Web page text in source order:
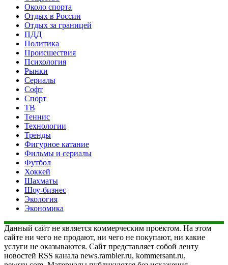
Около спорта
Отдых в России
Отдых за границей
ПДД
Политика
Происшествия
Психология
Рынки
Сериалы
Софт
Спорт
ТВ
Теннис
Технологии
Тренды
Фигурное катание
Фильмы и сериалы
Футбол
Хоккей
Шахматы
Шоу-бизнес
Экология
Экономика
Данный сайт не является коммерческим проектом. На этом
сайте ни чего не продают, ни чего не покупают, ни какие
услуги не оказываются. Сайт представляет собой ленту
новостей RSS канала news.rambler.ru, kommersant.ru,